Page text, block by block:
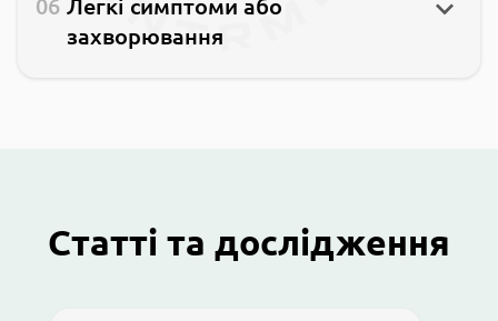
Легкі симптоми або
захворювання
Статті та дослідження